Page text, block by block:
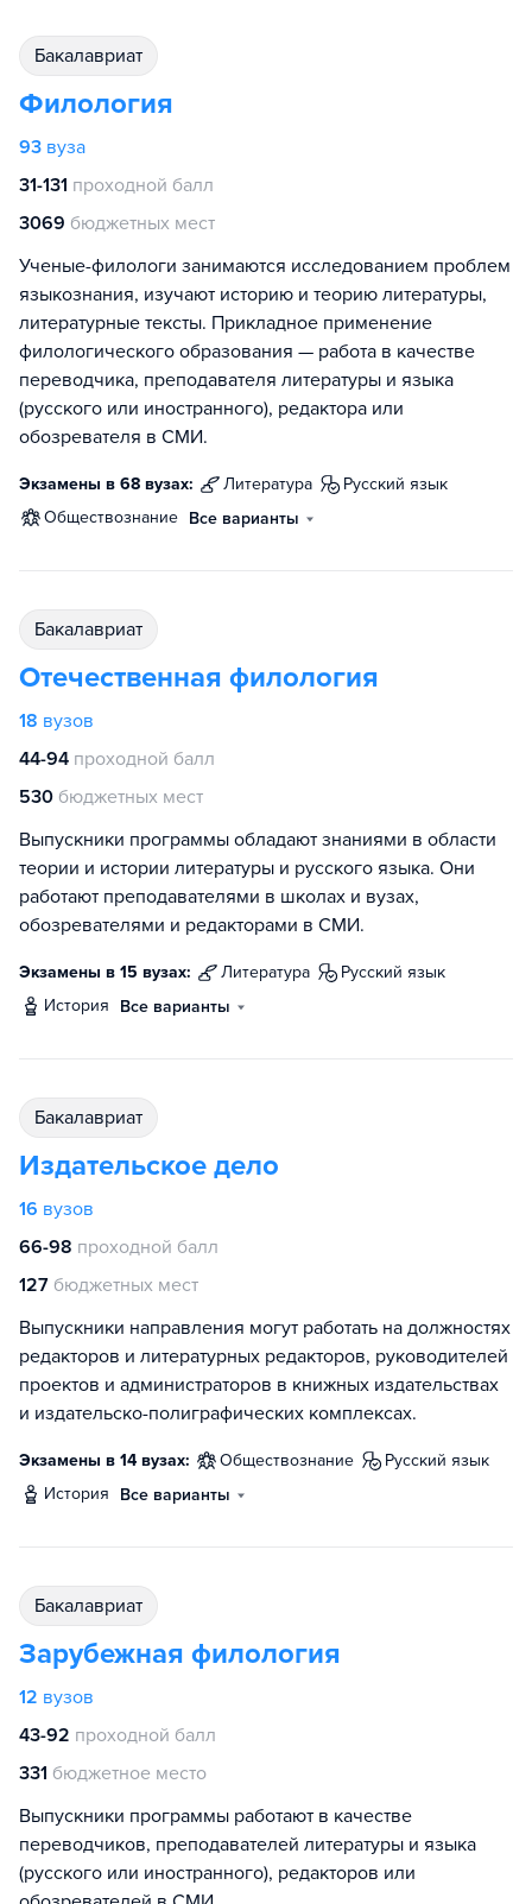
бакалавриат
Филология
93 вуза
31-131 проходной балл
3069 бюджетных мест
Ученые-филологи занимаются исследованием проблем
языкознания, изучают историю и теорию литературы,
литературные тексты. Прикладное применение
филологического образования — работа в качестве
переводчика, преподавателя литературы и языка
(русского или иностранного), редактора или
обозревателя в СМИ.
Экзамены в 68 вузах: литература
русский язык
обществознание Все варианты
бакалавриат
Отечественная филология
18 вузов
44-94 проходной балл
530 бюджетных мест
Выпускники программы обладают знаниями в области
теории и истории литературы и русского языка. Они
работают преподавателями в школах и вузах,
обозревателями и редакторами в СМИ.
Экзамены в 15 вузах: литература
русский язык
история
Все варианты
бакалавриат
Издательское дело
16 вузов
66-98 проходной балл
127 бюджетных мест
Выпускники направления могут работать на должностях
редакторов и литературных редакторов, руководителей
проектов и администраторов в книжных издательствах
и издательско-полиграфических комплексах.
Экзамены в 14 вузах: обществознание
русский язык
история
Все варианты
бакалавриат
Зарубежная филология
12 вузов
43-92 проходной балл
331 бюджетное место
Выпускники программы работают в качестве
переводчиков, преподавателей литературы и языка
(русского или иностранного), редакторов или